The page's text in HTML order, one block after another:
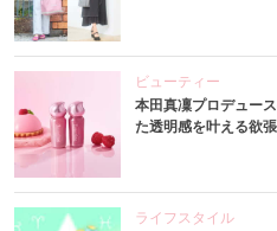
ビューティー
本田真凜プロデュー
た透明感を叶える欲
ライフスタイル